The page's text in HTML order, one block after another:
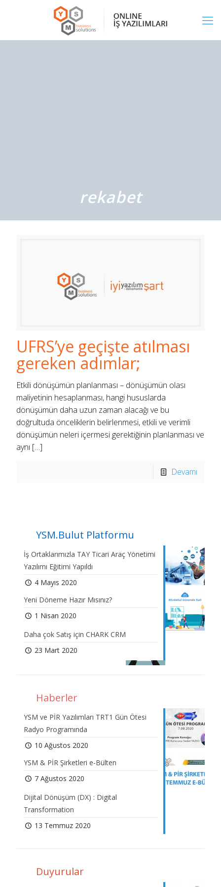
rekabet
UFRS’ye geçişte atılması
gereken adımlar;
Etkili dönüşümün planlanması – dönüşümün olası
maliyetinin hesaplanması, hangi hususlarda
dönüşümün daha uzun zaman alacağı ve bu
doğrultuda önceliklerin belirlenmesi, etkili ve verimli
dönüşümün neleri içermesi gerektiğinin planlanması ve
aynı […]
Devamı
YSM.Bulut Platformu
İş Ortaklarımızla TAY Ticari Araç Yönetimi
Yazılımı Eğitimi Yapıldı
4 Mayıs 2020
Yeni Döneme Hazır Mısınız?
1 Nisan 2020
Daha çok Satış için CHARK CRM
23 Mart 2020
Haberler
YSM ve PİR Yazılımları TRT1 Gün Ötesi
Radyo Programında
10 Ağustos 2020
YSM & PİR Şirketleri e-Bülten
7 Ağustos 2020
Dijital Dönüşüm (DX) : Digital
Transformation
13 Temmuz 2020
Duyurular